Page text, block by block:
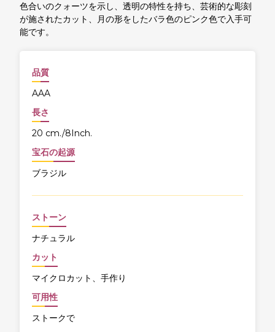
色合いのクォーツを示し、透明の特性を持ち、芸術的な彫刻
が施されたカット、月の形をしたバラ色のピンク色で入手可
能です。
品質
AAA
長さ
20 cm./8Inch.
宝石の起源
ブラジル
ストーン
ナチュラル
カット
マイクロカット、手作り
可用性
ストークで